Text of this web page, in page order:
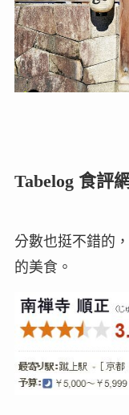
Tabelog 食評
分數也挺不錯的
的美食。